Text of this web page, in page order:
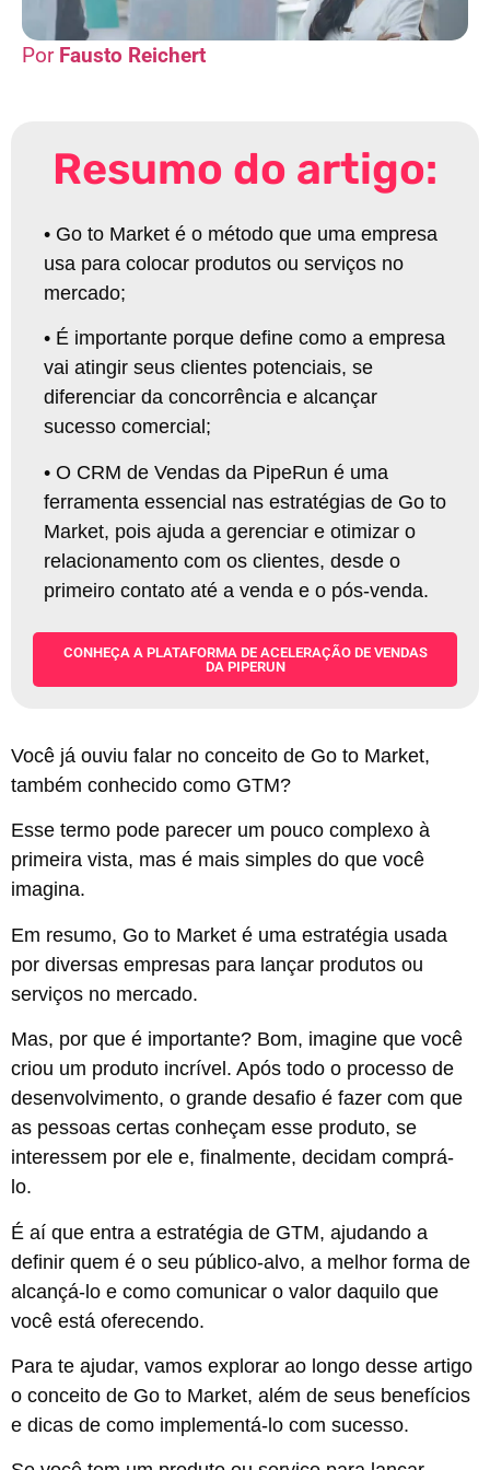
Fausto Reichert
Resumo do artigo:
• Go to Market é o método que uma empresa
usa para colocar produtos ou serviços no
mercado;
• É importante porque define como a empresa
vai atingir seus clientes potenciais, se
diferenciar da concorrência e alcançar
sucesso comercial ;
• O CRM de Vendas da PipeRun é uma
ferramenta essencial nas estratégias de Go to
Market, pois ajuda a gerenciar e otimizar o
relacionamento com os clientes, desde o
primeiro contato até a venda e o pós-venda.
CONHEÇA A PLATAFORMA DE ACELERAÇÃO DE VENDAS
DA PIPERUN
Você já ouviu falar no conceito de Go to Market,
também conhecido como GTM?
Esse termo pode parecer um pouco complexo à
primeira vista, mas é mais simples do que você
imagina.
Em resumo, Go to Market é uma estratégia usada
por diversas empresas para lançar produtos ou
serviços no mercado.
Mas, por que é importante? Bom, imagine que você
criou um produto incrível. Após todo o processo de
desenvolvimento, o grande desafio é fazer com que
as pessoas certas conheçam esse produto, se
interessem por ele e, finalmente, decidam comprá-
lo.
É aí que entra a estratégia de GTM, ajudando a
definir quem é o seu público-alvo, a melhor forma de
alcançá-lo e como comunicar o valor daquilo que
você está oferecendo.
Para te ajudar, vamos explorar ao longo desse artigo
o conceito de Go to Market, além de seus benefícios
e dicas de como implementá-lo com sucesso.